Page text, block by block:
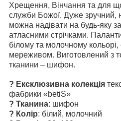
Хрещення, Вінчання та для
служби Божої. Дуже зручний,
можна надівати на будь-яку
атласними стрічками.
білому та молочному
мереживом. Виготовлений з
тканини – шифон.
? Ексклюзивна колекція
фабрики «betiS»
? Тканина: шифон
? Колір: білий, молочний